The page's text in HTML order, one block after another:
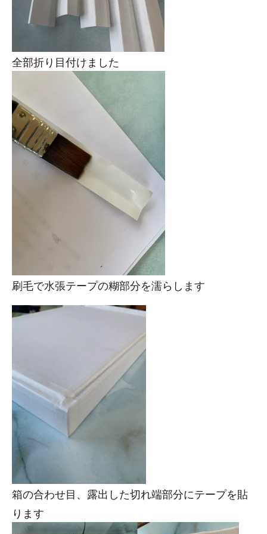
全部折り目付けました
刷毛で水張テープの糊部分を濡らします
箱の合わせ目、露出した切れ端部分にテープを貼
ります